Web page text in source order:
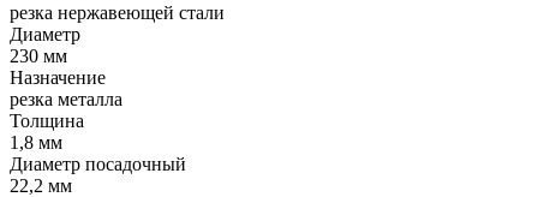
резка нержавеющей стали
Диаметр
230 мм
Назначение
резка металла
Толщина
1,8 мм
Диаметр посадочный
22,2 мм